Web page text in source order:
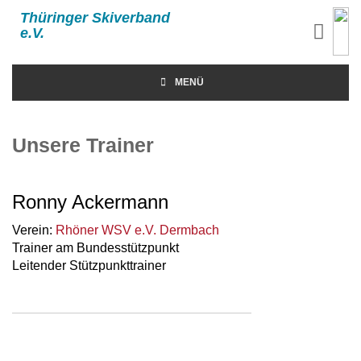
Thüringer Skiverband
e.V.
MENÜ
Unsere Trainer
Ronny Ackermann
Verein: Rhöner WSV e.V. Dermbach
Trainer am Bundesstützpunkt
Leitender Stützpunkttrainer